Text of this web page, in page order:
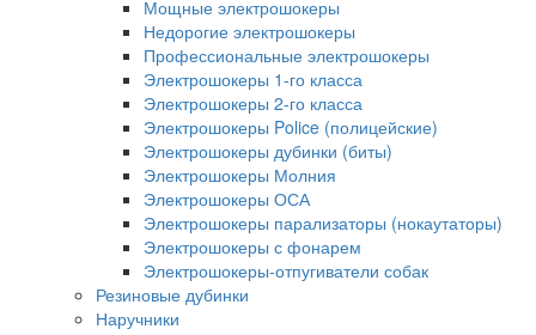
Мощные электрошокеры
Недорогие электрошокеры
Профессиональные электрошокеры
Электрошокеры 1-го класса
Электрошокеры 2-го класса
Электрошокеры Police (полицейские)
Электрошокеры дубинки (биты)
Электрошокеры Молния
Электрошокеры ОСА
Электрошокеры парализаторы (нокаутаторы)
Электрошокеры с фонарем
Электрошокеры-отпугиватели собак
Резиновые дубинки
Наручники